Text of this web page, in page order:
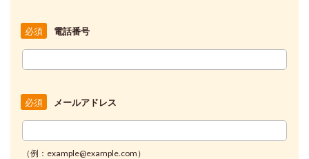
電話番号
必須
メールアドレス
必須
（例：example@example.com）